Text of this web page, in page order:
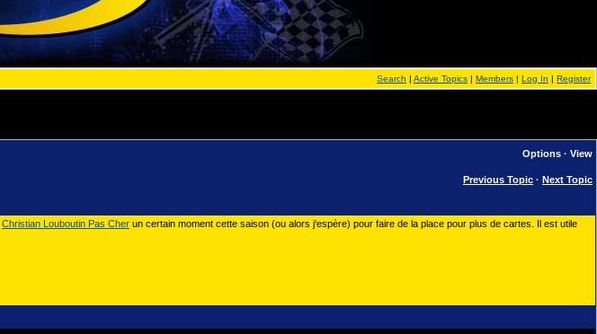
Search | Active Topics | Members | Log In | Register
Options · View
Previous Topic · Next Topic
Christian Louboutin Pas Cher un certain moment cette saison (ou alors j'espère) pour faire de la place pour plus de cartes. Il est utile